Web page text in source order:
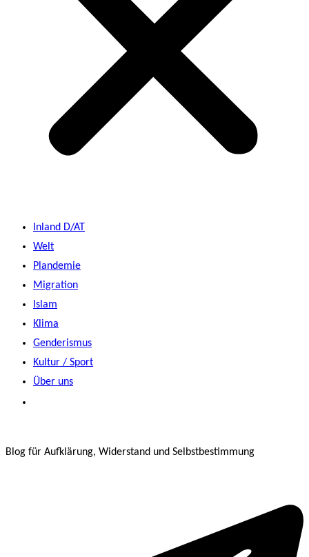
Inland D/AT
Welt
Plandemie
Migration
Islam
Klima
Genderismus
Kultur / Sport
Über uns
Blog für Aufklärung, Widerstand und Selbstbestimmung